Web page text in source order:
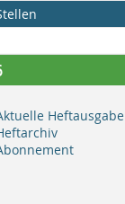
Heftausgabe